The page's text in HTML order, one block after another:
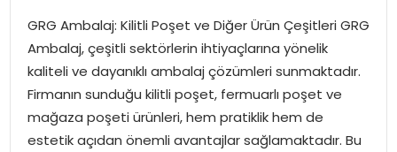
İDEAL SPOR
YAŞAM
MAGAZIN
GRG Ambalaj: Kilitli Poşet ve Diğer Ürün Çeşitleri GRG
Ambalaj, çeşitli sektörlerin ihtiyaçlarına yönelik
kaliteli ve dayanıklı ambalaj çözümleri sunmaktadır.
Firmanın sunduğu kilitli poşet, fermuarlı poşet ve
mağaza poşeti ürünleri, hem pratiklik hem de
estetik açıdan önemli avantajlar sağlamaktadır. Bu